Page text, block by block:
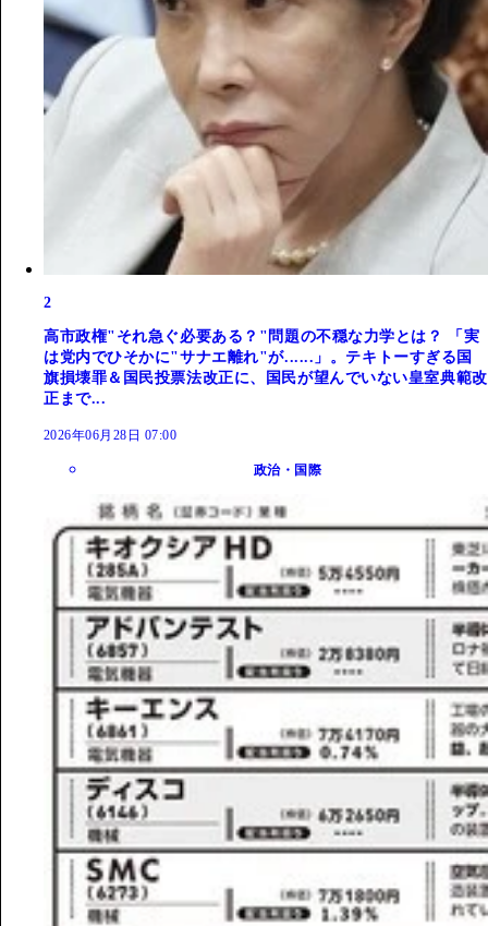
2
高市政権"それ急ぐ必要ある？"問題の不穏な力学とは？ 「実
は党内でひそかに"サナエ離れ"が......」。テキトーすぎる国
旗損壊罪＆国民投票法改正に、国民が望んでいない皇室典範改
正まで...
2026年06月28日 07:00
政治・国際